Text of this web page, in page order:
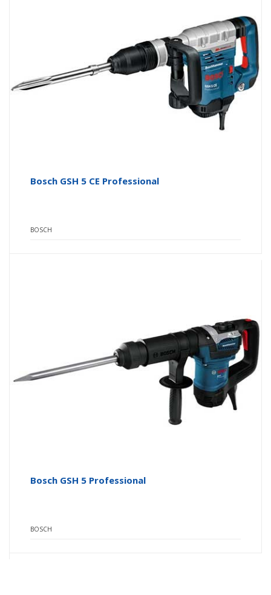
Bosch GSH 5 CE Professional
BOSCH
Bosch GSH 5 Professional
BOSCH